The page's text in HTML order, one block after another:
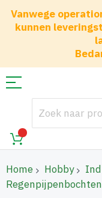
Vanwege
kunnen
Home Hobby
Regenpijpenbochten